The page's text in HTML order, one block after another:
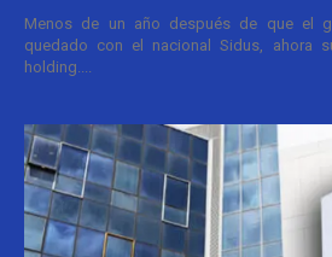
Menos de un año después de que el
quedado con el nacional Sidus, ahora
holding....